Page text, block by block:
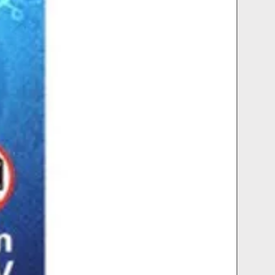
κατασκευή (non conductive) από ABS
που δε διαβρώνεται (corrosion
θα είναι 2€ για όλη την Ελλάδα.